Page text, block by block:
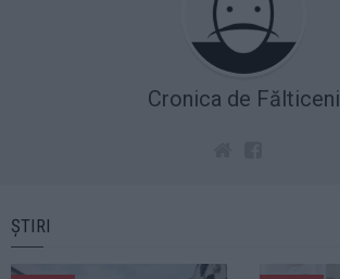
Cronica de Fălticeni
ȘTIRI